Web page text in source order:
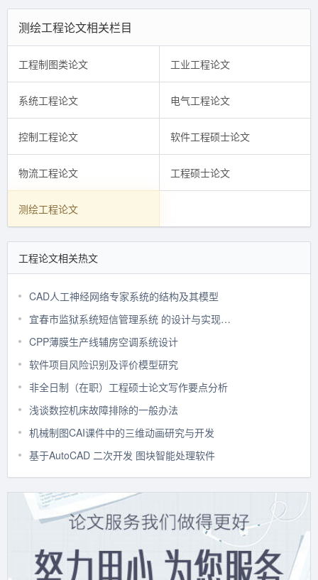
测绘工程论文相关栏目
工程制图类论文 工业工程论文
系统工程论文 电气工程论文
控制工程论文 软件工程硕士论文
物流工程论文 工程硕士论文
测绘工程论文
工程论文相关热文
CAD人工神经网络专家系统的结构及其模型
宜春市监狱系统短信管理系统 的设计与实现工程硕士论文
CPP薄膜生产线辅房空调系统设计
软件项目风险识别及评价模型研究
非全日制（在职）工程硕士论文写作要点分析
浅谈数控机床故障排除的一般办法
机械制图CAI课件中的三维动画研究与开发
基于AutoCAD 二次开发 图块智能处理软件